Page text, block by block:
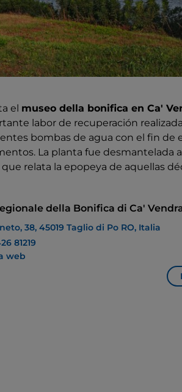
el museo della bonifica en Ca'
labor de recuperación
bombas de agua con el fin de
La planta fue desmantelada
relata la epopeya de aquellas
della Bonifica di Ca'
38, 45019 Taglio di Po RO, Italia
81219
web